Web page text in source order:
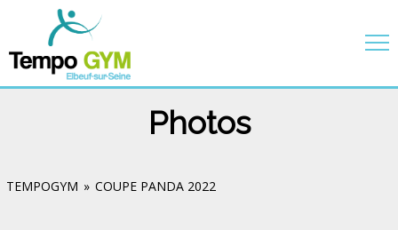
Photos
TEMPOGYM » COUPE PANDA 2022